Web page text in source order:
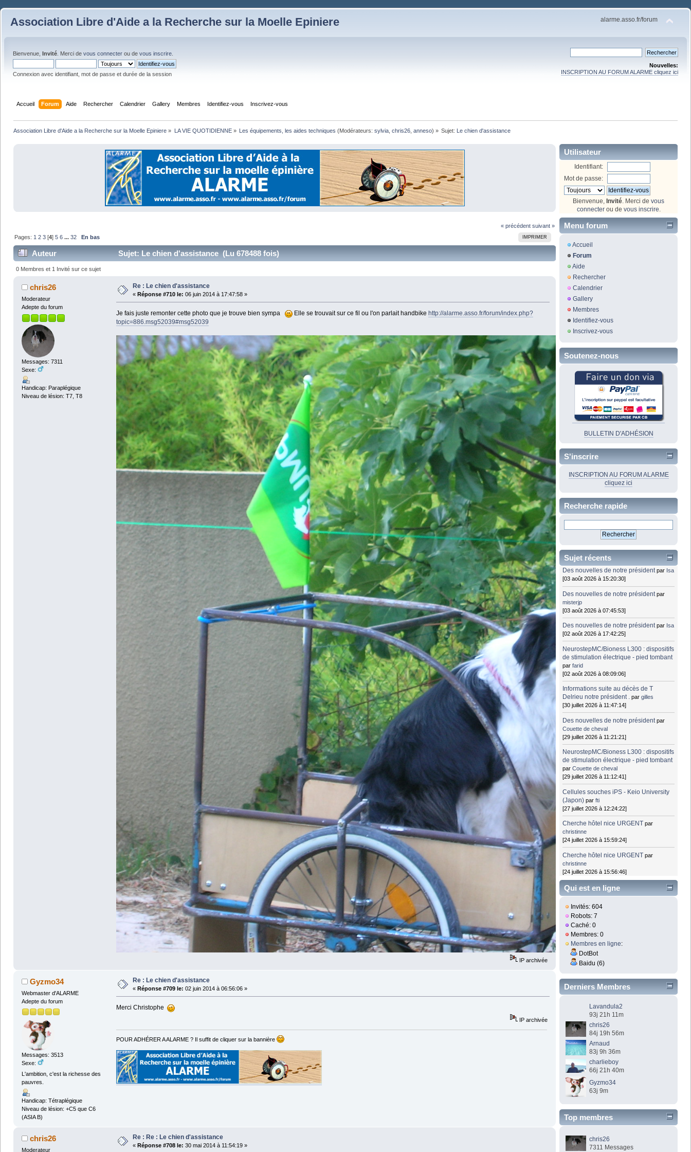
Association Libre d'Aide a la Recherche sur la Moelle Epiniere alarme.asso.fr/forum
Bienvenue, Invité . Merci de vous connecter ou de vous inscrire
Connexion avec identifiant, mot de passe et durée de la session
Nouvelles:
INSCRIPTION AU FORUM ALARME cliquez ici
Accueil Forum Aide Rechercher Calendrier Gallery Membres Identifiez-vous Inscrivez-vous
Association Libre d'Aide a la Recherche sur la Moelle Epiniere » LA VIE QUOTIDIENNE» Les équipements, les aides techniques (Modérateurs: sylvia, chris26, anneso) » Sujet: Le chien d'assistance
« précédent suivant »
IMPRIMER
Pages: 1 2 3 [4]5 6 ...32 En bas
Auteur Sujet: Le chien d'assistance (Lu 678488 fois)
0 Membres et 1 Invité sur ce sujet
chris26
Moderateur
Adepte du forum
Messages: 7311
Sexe:
Handicap: Paraplégique
Niveau de lésion: T7, T8
Re : Le chien d'assistance
« Réponse #710 le: 06 juin 2014 à 17:47:58 »
Je fais juste remonter cette photo que je trouve bien sympa Elle se trouvait sur ce fil ou l'on parlait handbike http://alarme.asso.fr/forum/index.php?
topic=886.msg52039#msg52039
IP archivée
Gyzmo34
Webmaster d'ALARME
Adepte du forum
Messages: 3513
Sexe:
L'ambition, c'est la richesse des
pauvres.
Handicap: Tétraplégique
Niveau de lésion: +C5 que C6
(ASIA B)
Re : Le chien d'assistance
« Réponse #709 le: 02 juin 2014 à 06:56:06 »
Merci Christophe
IP archivée
POUR ADHÉRER A ALARME ? Il suffit de cliquer sur la bannière
chris26
Moderateur
Re : Re : Le chien d'assistance
« Réponse #708 le: 30 mai 2014 à 11:54:19 »
Utilisateur
Identifiant:
Mot de passe:
Bienvenue, Invité . Merci de vous
connecterou de vous inscrire
Menu forum
Accueil
Forum
Aide
Rechercher
Calendrier
Gallery
Membres
Identifiez-vous
Inscrivez-vous
Soutenez-nous
BULLETIN D'ADHÉSION
S'inscrire
INSCRIPTION AU FORUM ALARME
cliquez ici
Recherche rapide
Sujet récents
Des nouvelles de notre président par Isa
[03 août 2026 à 15:20:30]
Des nouvelles de notre président par
misterjp
[03 août 2026 à 07:45:53]
Des nouvelles de notre président par Isa
[02 août 2026 à 17:42:25]
NeurostepMC/Bioness L300 : dispositifs
de stimulation électrique - pied tombant
parfarid
[02 août 2026 à 08:09:06]
Informations suite au décès de T
Delrieu notre président . pargilles
[30 juillet 2026 à 11:47:14]
Des nouvelles de notre président par
Couette de cheval
[29 juillet 2026 à 11:21:21]
NeurostepMC/Bioness L300 : dispositifs
de stimulation électrique - pied tombant
parCouette de cheval
[29 juillet 2026 à 11:12:41]
Cellules souches iPS - Keio University
(Japon) parfti
[27 juillet 2026 à 12:24:22]
Cherche hôtel nice URGENT par
christinne
[24 juillet 2026 à 15:59:24]
Cherche hôtel nice URGENT par
christinne
[24 juillet 2026 à 15:56:46]
Qui est en ligne
Invités: 604
Robots: 7
Caché: 0
Membres: 0
Membres en ligne:
DotBot
Baidu (6)
Derniers Membres
Lavandula2
93j 21h 11m
chris26
84j 19h 56m
Arnaud
83j 9h 36m
charlieboy
66j 21h 40m
Gyzmo34
63j 9m
Top membres
chris26
7311 Messages